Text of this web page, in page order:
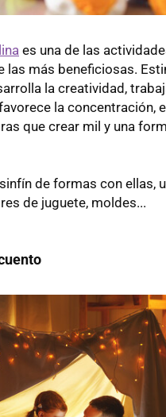
es una de las
las más beneficiosas.
la creatividad,
la concentración,
que crear mil y una
de formas con ellas,
de juguete, moldes...